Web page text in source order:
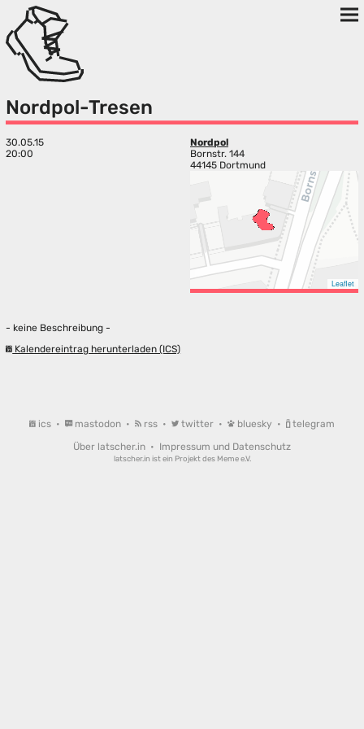
Nordpol-Tresen
30.05.15
20:00
Nordpol
Bornstr. 144
44145 Dortmund
Leaflet
- keine Beschreibung -
Kalendereintrag herunterladen (ICS)
ics • mastodon • rss • twitter • bluesky •
telegram
Über latscher.in • Impressum und Datenschutz
latscher.in ist ein Projekt des Meme e.V.